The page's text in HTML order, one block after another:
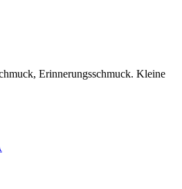
Erinnerungsschmuck. Kleine